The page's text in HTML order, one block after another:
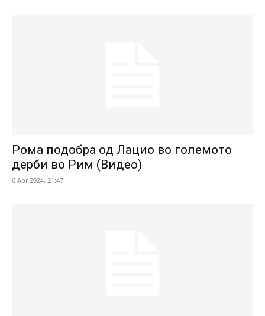
Рома подобра од Лацио во големото
дерби во Рим (Видео)
6 Apr 2024. 21:47